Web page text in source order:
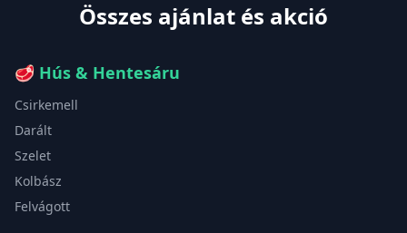
Összes ajánlat és akció
🥩 Hús & Hentesáru
Csirkemell
Darált
Szelet
Kolbász
Felvágott